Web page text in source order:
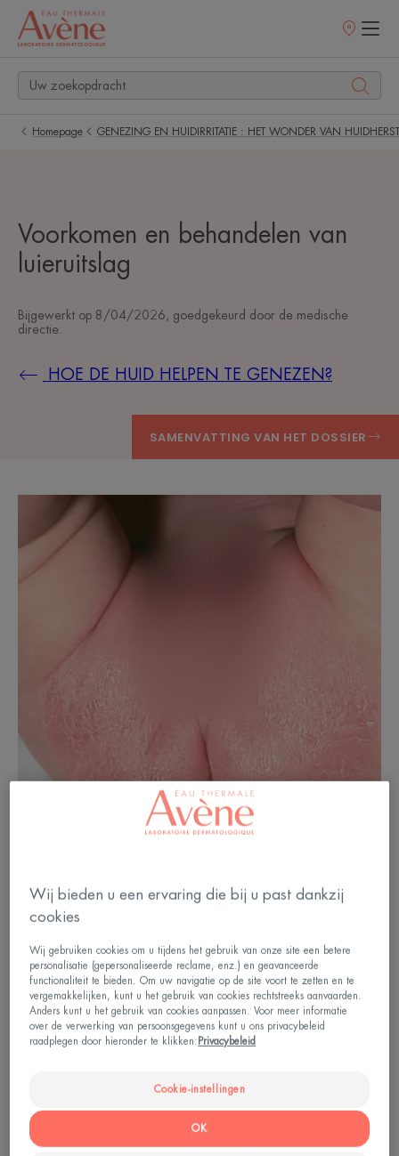
Homepage GENEZING EN HUIDIRRITATIE : HET WONDER VAN
Voorkomen en behandelen van
luieruitslag
Bijgewerkt op 8/04/2026 , goedgekeurd door de medische
directie
HOE DE HUID HELPEN TE GENEZEN?
SAMENVATTING VAN HET DOSSIER
Wat is luieruitslag precies?
Luieruitslag is een huidirritatie op de billen van uw
baby die meestal optreedt in het eerste jaar.
Zoals u weet, werkt de huid als een beschermende
nog heel dun en kwetsbaar (en zo zacht, vooral!!).
De billetjes worden echter dag en nacht
blootgesteld aan vocht, warmte en wrijving door
Wij bieden u een ervaring die bij u past dankzij
cookies
Wij gebruiken cookies om u tijdens het gebruik van onze site een betere
personalisatie (gepersonaliseerde reclame, enz.) en geavanceerde
functionaliteit te bieden. Om uw navigatie op de site voort te zetten en te
vergemakkelijken, kunt u het gebruik van cookies rechtstreeks aanvaarden.
Anders kunt u het gebruik van cookies aanpassen. Voor meer informatie
over de verwerking van persoonsgegevens kunt u ons privacybeleid
raadplegen door hieronder te klikken: Privacybeleid
Cookie-instellingen
OK